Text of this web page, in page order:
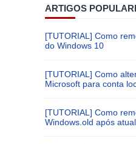
ARTIGOS
[TUTORIAL] Como
do Windows 10
[TUTORIAL] Como
Microsoft para conta
[TUTORIAL] Como
Windows.old após